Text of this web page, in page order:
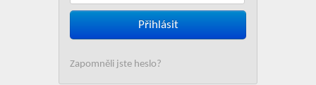
Zapomněli jste heslo?